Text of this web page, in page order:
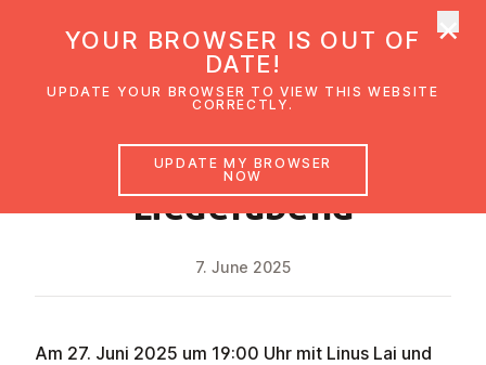
Liede­rabend
NEWS
7. June 2025
Am 27. Juni 2025 um 19:00 Uhr mit Linus Lai und
YOUR BROWSER IS OUT OF
DATE!
UPDATE YOUR BROWSER TO VIEW THIS WEBSITE
CORRECTLY.
UPDATE MY BROWSER
NOW
×